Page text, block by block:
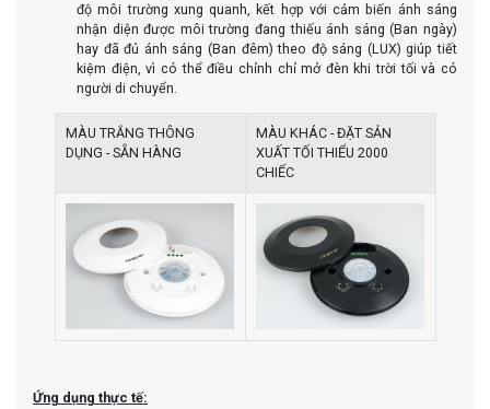
độ môi trường xung quanh, kết hợp với cảm biến ánh sáng
nhận diện được môi trường đang thiếu ánh sáng (Ban ngày)
hay đã đủ ánh sáng (Ban đêm) theo độ sáng (LUX) giúp tiết
kiệm điện, vì có thể điều chỉnh chỉ mở đèn khi trời tối và có
người di chuyển.
MÀU TRẮNG THÔNG
DỤNG - SẴN HÀNG
MÀU KHÁC - ĐẶT SẢN
XUẤT TỐI THIỂU 2000
CHIẾC
Ứng dụng thực tế: